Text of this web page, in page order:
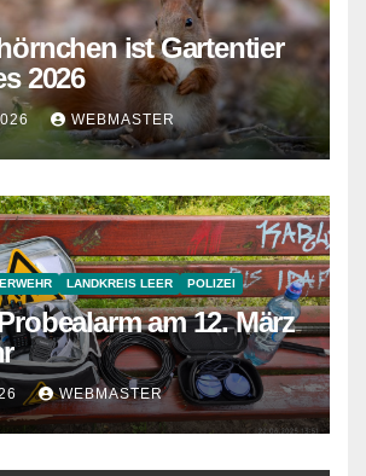
ist Gartentier
2026
WEBMASTER
LANDKREIS LEER POLIZEI
am 12. März
WEBMASTER